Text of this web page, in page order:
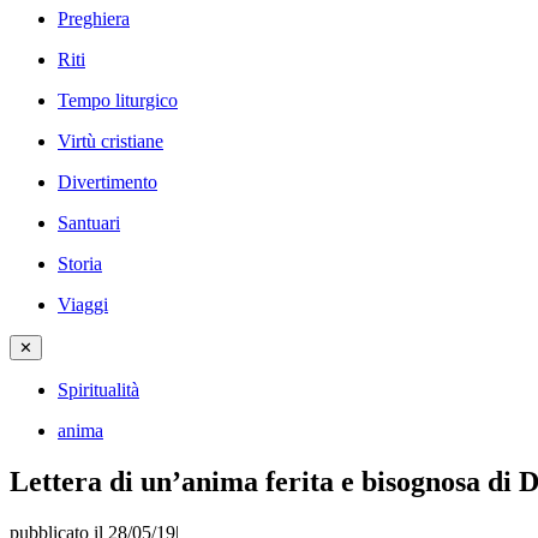
Preghiera
Riti
Tempo liturgico
Virtù cristiane
Divertimento
Santuari
Storia
Viaggi
✕
Spiritualità
anima
Lettera di un’anima ferita e bisognosa di
pubblicato il 28/05/19|